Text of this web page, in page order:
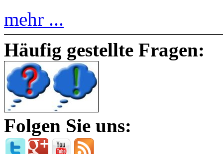
mehr ...
Häufig gestellte Fragen:
Folgen Sie uns: